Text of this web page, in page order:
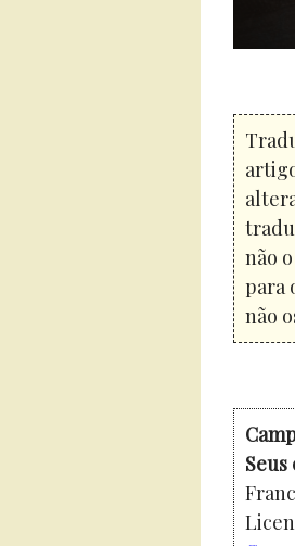
não
para
não
Seus